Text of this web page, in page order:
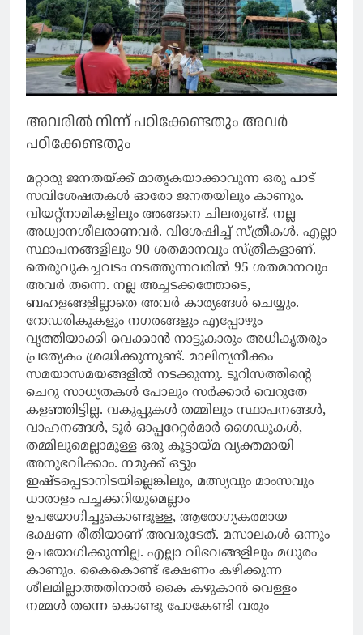
അവരിൽ നിന്ന് പഠിക്കേണ്ടതും അവർ
പഠിക്കേണ്ടതും
മറ്റാരു ജനതയ്ക്ക് മാതൃകയാക്കാവുന്ന ഒരു പാട്
സവിശേഷതകൾ ഓരോ ജനതയിലും കാണും.
വിയറ്റ്നാമികളിലും അങ്ങനെ ചിലതുണ്ട്. നല്ല
അധ്വാനശീലരാണവർ. വിശേഷിച്ച് സ്ത്രീകൾ‌. എല്ലാ
സ്ഥാപനങ്ങളിലും 90 ശതമാനവും സ്ത്രീകളാണ്.
തെരുവുകച്ചവടം നടത്തുന്നവരിൽ 95 ശതമാനവും
അവർ തന്നെ. നല്ല അച്ചടക്കത്തോടെ,
ബഹളങ്ങളില്ലാതെ അവർ കാര്യങ്ങൾ ചെയ്യും.
റോഡരികുകളും നഗരങ്ങളും എപ്പോഴും
വൃത്തിയാക്കി വെക്കാൻ നാട്ടുകാരും അധികൃതരും
പ്രത്യേകം ശ്രദ്ധിക്കുന്നുണ്ട്. മാലിന്യനീക്കം
സമയാസമയങ്ങളിൽ നടക്കുന്നു. ടൂറിസത്തിൻ്റെ
ചെറു സാധ്യതകൾ പോലും സർക്കാർ വെറുതേ
കളഞ്ഞിട്ടില്ല. വകുപ്പുകൾ തമ്മിലും സ്ഥാപനങ്ങൾ,
വാഹനങ്ങൾ, ടൂർ ഓപ്പറേറ്റർമാർ ഗൈഡുകൾ,
തമ്മിലുമെല്ലാമുള്ള ഒരു കൂട്ടായ്മ വ്യക്തമായി
അനുഭവിക്കാം. നമുക്ക് ഒട്ടും
ഇഷ്ടപ്പെടാനിടയില്ലെങ്കിലും, മത്സ്യവും മാംസവും
ധാരാളം പച്ചക്കറിയുമെല്ലാം
ഉപയോഗിച്ചുകൊണ്ടുള്ള, ആരോഗ്യകരമായ
ഭക്ഷണ രീതിയാണ് അവരുടേത്. മസാലകൾ ഒന്നും
ഉപയോഗിക്കുന്നില്ല. എല്ലാ വിഭവങ്ങളിലും മധുരം
കാണും. കൈകൊണ്ട് ഭക്ഷണം കഴിക്കുന്ന
ശീലമില്ലാത്തതിനാൽ കൈ കഴുകാൻ വെള്ളം
നമ്മൾ തന്നെ കൊണ്ടു പോകേണ്ടി വരും